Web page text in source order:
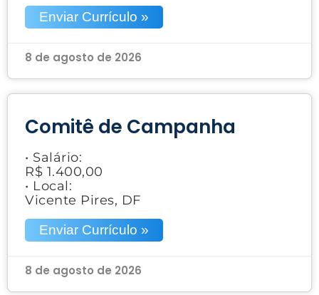
Enviar Currículo »
8 de agosto de 2026
Comitê de Campanha
• Salário:
R$ 1.400,00
• Local:
Vicente Pires, DF
Enviar Currículo »
8 de agosto de 2026